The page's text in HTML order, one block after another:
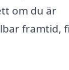
om du är
framtid,